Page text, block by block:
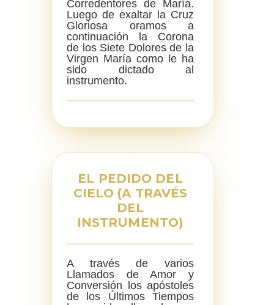
Corredentores de María.
Luego de exaltar la Cruz
Gloriosa oramos a
continuación la Corona
de los Siete Dolores de la
Virgen María como le ha
sido dictado al
instrumento.
EL PEDIDO DEL
CIELO (A TRAVÉS
DEL
INSTRUMENTO)
A través de varios
Llamados de Amor y
Conversión los apóstoles
de los Últimos Tiempos